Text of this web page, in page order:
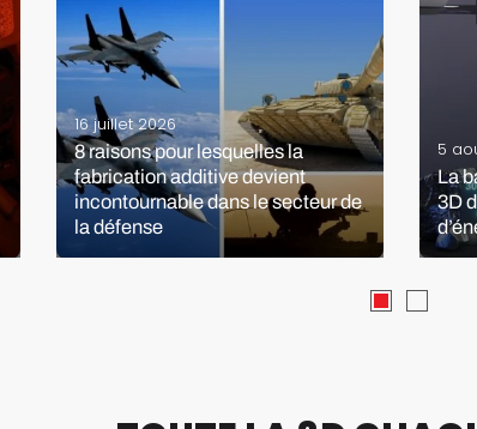
16 juillet 2026
8 raisons pour lesquelles la
fabrication additive devient
incontournable dans le secteur de
la défense
5
La
3D